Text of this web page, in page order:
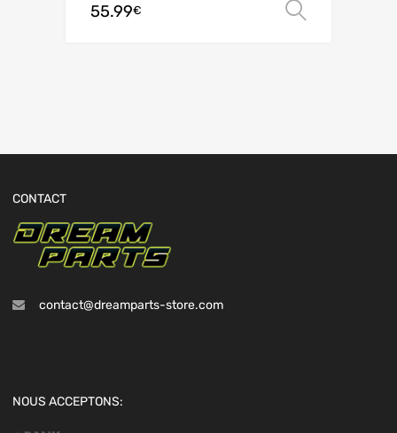
55.99€
CONTACT
contact@dreamparts-store.com
NOUS ACCEPTONS: